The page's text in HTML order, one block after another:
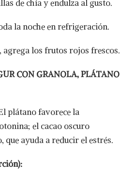
de chía y endulza al gusto.
la noche en refrigeración.
agrega los frutos rojos frescos.
CON GRANOLA, PLÁTANO
plátano favorece la
el cacao oscuro
que ayuda a reducir el estrés.